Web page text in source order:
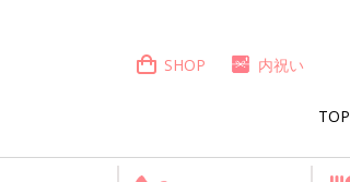
TOP
SHOP 内祝い